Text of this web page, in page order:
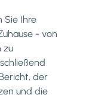
Sie Ihre
- von
zu
der
und die